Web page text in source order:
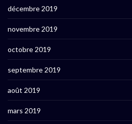
décembre 2019
novembre 2019
octobre 2019
septembre 2019
août 2019
mars 2019